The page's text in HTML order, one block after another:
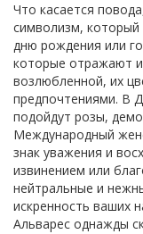
Что касается
символизм,
дню рождения или
которые отражают
возлюбленной, их
предпочтениями. В
подойдут розы,
Международный
знак уважения и
извинением или
нейтральные и
искренность ваших
Альварес однажды